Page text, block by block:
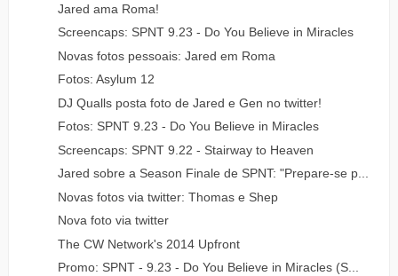
Jared ama Roma!
Screencaps: SPNT 9.23 - Do You Believe in Miracles
Novas fotos pessoais: Jared em Roma
Fotos: Asylum 12
DJ Qualls posta foto de Jared e Gen no twitter!
Fotos: SPNT 9.23 - Do You Believe in Miracles
Screencaps: SPNT 9.22 - Stairway to Heaven
Jared sobre a Season Finale de SPNT: "Prepare-se p...
Novas fotos via twitter: Thomas e Shep
Nova foto via twitter
The CW Network's 2014 Upfront
Promo: SPNT - 9.23 - Do You Believe in Miracles (S...